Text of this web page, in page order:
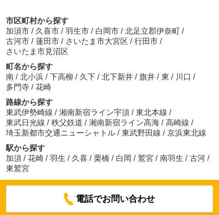
市区町村から探す
加須市 / 久喜市 / 羽生市 / 白岡市 / 北足立郡伊奈町 /
古河市 / 蓮田市 / さいたま市大宮区 / 行田市 /
さいたま市見沼区
町名から探す
南 / 北小浜 / 下高柳 / 久下 / 北下新井 / 旗井 / 東 / 川口 /
多門寺 / 花崎
路線から探す
東武伊勢崎線 / 湘南新宿ライン宇須 / 東北本線 /
東武日光線 / 秩父鉄道 / 湘南新宿ライン高海 / 高崎線 /
埼玉新都市交通ニューシャトル / 東武野田線 / 京浜東北線
駅から探す
加須 / 花崎 / 羽生 / 久喜 / 栗橋 / 白岡 / 鷲宮 / 南羽生 / 古河 /
東鷲宮
電話でお問い合わせ